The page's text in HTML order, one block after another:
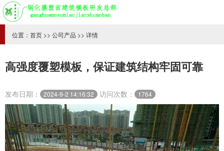
位置： 首页 >> 公司产品 >> 详情
高强度覆塑模板，保证建筑结构牢固可靠
发布日期： 2024-9-2 14:16:32 访问次数： 1764